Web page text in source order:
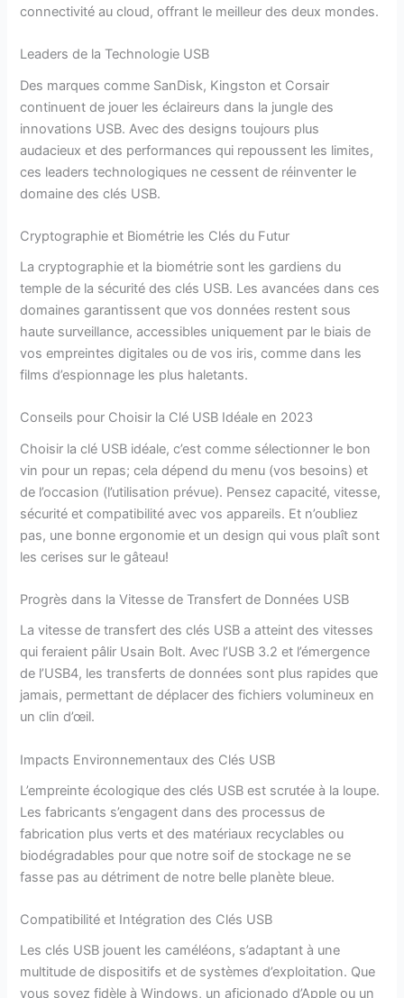
connectivité au cloud, offrant le meilleur des deux mondes.
Leaders de la Technologie USB
Des marques comme SanDisk, Kingston et Corsair
continuent de jouer les éclaireurs dans la jungle des
innovations USB. Avec des designs toujours plus
audacieux et des performances qui repoussent les limites,
ces leaders technologiques ne cessent de réinventer le
domaine des clés USB.
Cryptographie et Biométrie les Clés du Futur
La cryptographie et la biométrie sont les gardiens du
temple de la sécurité des clés USB. Les avancées dans ces
domaines garantissent que vos données restent sous
haute surveillance, accessibles uniquement par le biais de
vos empreintes digitales ou de vos iris, comme dans les
films d’espionnage les plus haletants.
Conseils pour Choisir la Clé USB Idéale en 2023
Choisir la clé USB idéale, c’est comme sélectionner le bon
vin pour un repas; cela dépend du menu (vos besoins) et
de l’occasion (l’utilisation prévue). Pensez capacité, vitesse,
sécurité et compatibilité avec vos appareils. Et n’oubliez
pas, une bonne ergonomie et un design qui vous plaît sont
les cerises sur le gâteau!
Progrès dans la Vitesse de Transfert de Données USB
La vitesse de transfert des clés USB a atteint des vitesses
qui feraient pâlir Usain Bolt. Avec l’USB 3.2 et l’émergence
de l’USB4, les transferts de données sont plus rapides que
jamais, permettant de déplacer des fichiers volumineux en
un clin d’œil.
Impacts Environnementaux des Clés USB
L’empreinte écologique des clés USB est scrutée à la loupe.
Les fabricants s’engagent dans des processus de
fabrication plus verts et des matériaux recyclables ou
biodégradables pour que notre soif de stockage ne se
fasse pas au détriment de notre belle planète bleue.
Compatibilité et Intégration des Clés USB
Les clés USB jouent les caméléons, s’adaptant à une
multitude de dispositifs et de systèmes d’exploitation. Que
vous soyez fidèle à Windows, un aficionado d’Apple ou un